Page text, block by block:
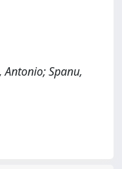
Antonio; Spanu,